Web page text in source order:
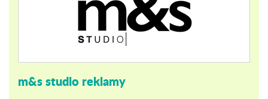
m&s studio reklamy